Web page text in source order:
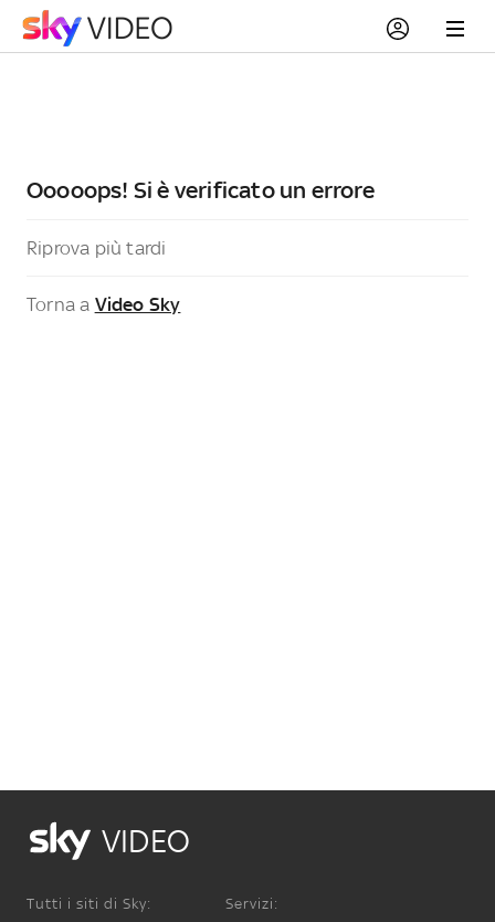
Ooooops! Si è verificato un errore
Riprova più tardi
Torna a Video Sky
VIDEO
Tutti i siti di Sky: Servizi: